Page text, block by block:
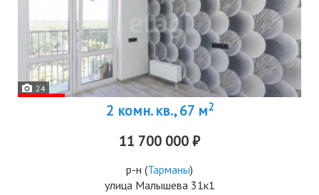
24
2 комн. кв., 67 м2
11 700 000 ₽
р-н (Тарманы)
улица Малышева 31к1